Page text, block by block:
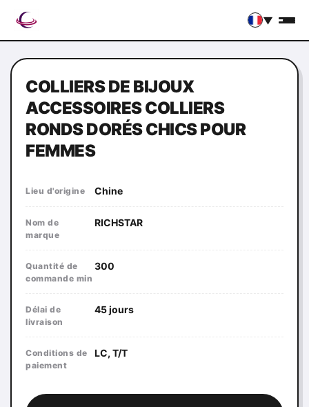
▼
COLLIERS DE BIJOUX
ACCESSOIRES COLLIERS
RONDS DORÉS CHICS POUR
FEMMES
Lieu d'origine Chine
Nom de
marque
RICHSTAR
Quantité de
commande min
300
Délai de
livraison
45 jours
Conditions de
paiement
LC, T/T